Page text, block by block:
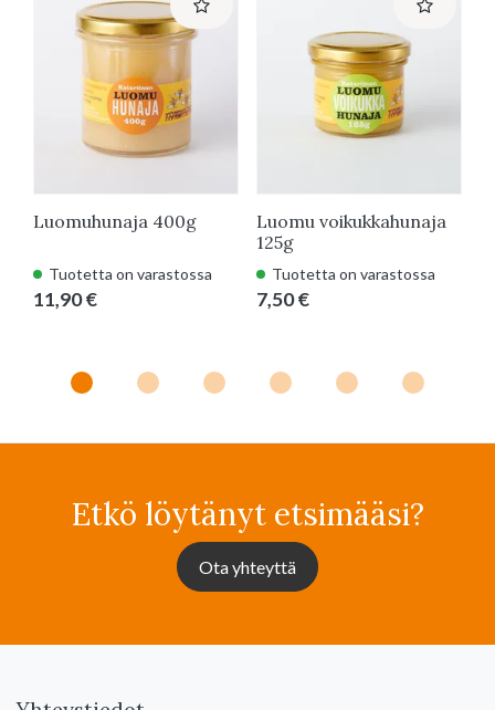
Luomuhunaja 400g
Tuotetta on varastossa
11,90 €
Luomu voikukkahunaja
125g
Tuotetta on varastossa
7,50 €
Etkö löytänyt etsimääsi?
Ota yhteyttä